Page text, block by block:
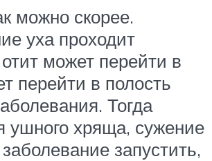
можно скорее.
уха проходит
может перейти в
перейти в полость
Тогда
ушного хряща, сужение
запустить,